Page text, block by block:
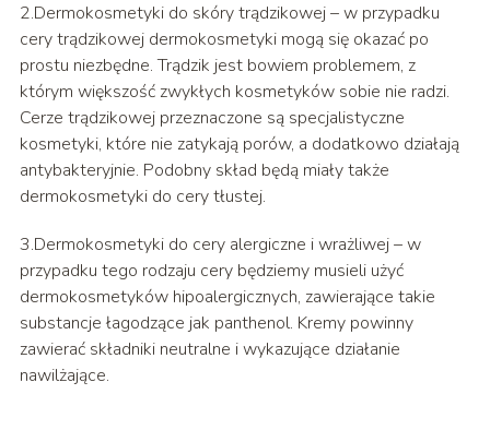
2.Dermokosmetyki do skóry trądzikowej – w przypadku
cery trądzikowej dermokosmetyki mogą się okazać po
prostu niezbędne. Trądzik jest bowiem problemem, z
którym większość zwykłych kosmetyków sobie nie radzi.
Cerze trądzikowej przeznaczone są specjalistyczne
kosmetyki, które nie zatykają porów, a dodatkowo działają
antybakteryjnie. Podobny skład będą miały także
dermokosmetyki do cery tłustej.
3.Dermokosmetyki do cery alergiczne i wrażliwej – w
przypadku tego rodzaju cery będziemy musieli użyć
dermokosmetyków hipoalergicznych, zawierające takie
substancje łagodzące jak panthenol. Kremy powinny
zawierać składniki neutralne i wykazujące działanie
nawilżające.